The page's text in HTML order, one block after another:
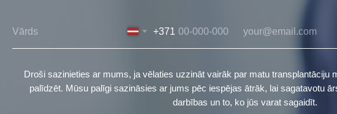
+371
Droši sazinieties ar mums, ja vēlaties uzzināt vairāk par matu transplantāciju
palīdzēt. Mūsu palīgi sazināsies ar jums pēc iespējas ātrāk, lai sagatavotu
darbības un to, ko jūs varat sagaidīt.